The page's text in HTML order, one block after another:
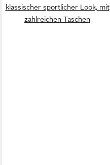
klassischer sportlicher Look, mit
zahlreichen Taschen